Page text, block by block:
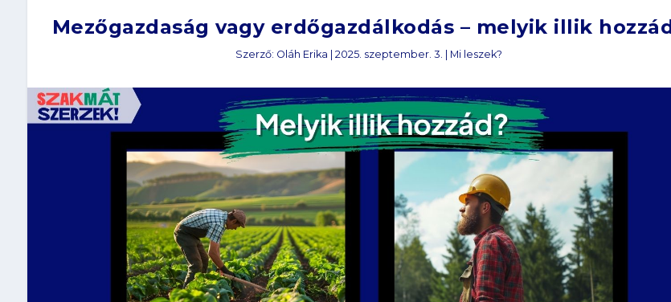
Mezőgazdaság vagy erdőgazdálkodás – melyik illik
Szerző: Oláh Erika |2025. szeptember. 3. Mi leszek?